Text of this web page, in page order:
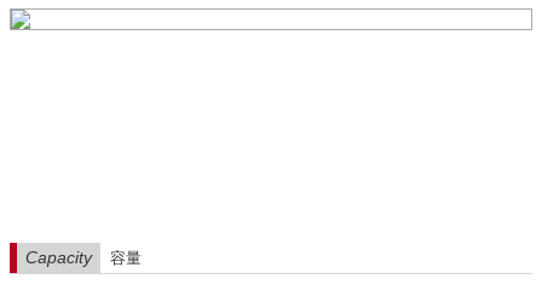
Capacity 容量